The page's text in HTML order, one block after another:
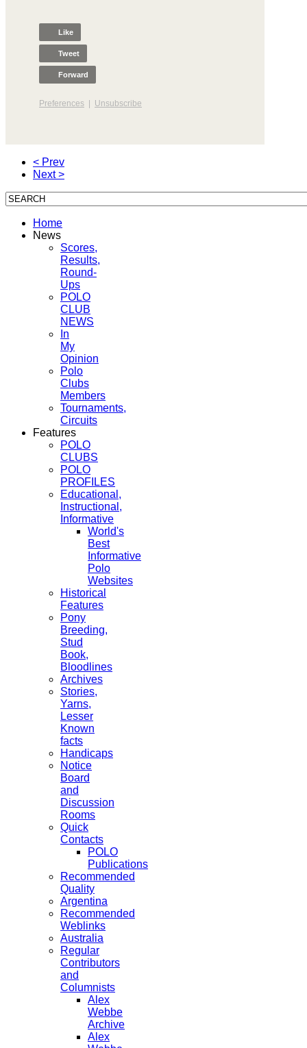
Like
Tweet
Forward
Preferences | Unsubscribe
< Prev
Next >
Home
News
Scores,
Results,
Round-
Ups
POLO
CLUB
NEWS
In
My
Opinion
Polo
Clubs
Members
Tournaments,
Circuits
Features
POLO
CLUBS
POLO
PROFILES
Educational,
Instructional,
Informative
World's
Best
Informative
Polo
Websites
Historical
Features
Pony
Breeding,
Stud
Book,
Bloodlines
Archives
Stories,
Yarns,
Lesser
Known
facts
Handicaps
Notice
Board
and
Discussion
Rooms
Quick
Contacts
POLO
Publications
Recommended
Quality
Argentina
Recommended
Weblinks
Australia
Regular
Contributors
and
Columnists
Alex
Webbe
Archive
Alex